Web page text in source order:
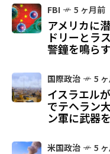
FBI 5 ヶ月前
アメリカに
ドリーとラ
警鐘を鳴らす
国際政治 5
イスラエル
でテヘラン
ン軍に武器
米国政治 5